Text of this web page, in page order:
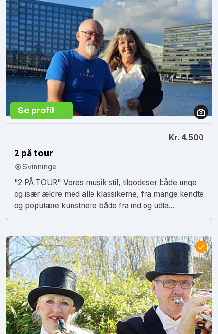
Se profil →
Kr. 4.500
2 på tour
Svinninge
"2 PÅ TOUR" Vores musik stil, tilgodeser både unge
og især ældre med alle klassikerne, fra mange kendte
og populære kunstnere både fra ind og udla...